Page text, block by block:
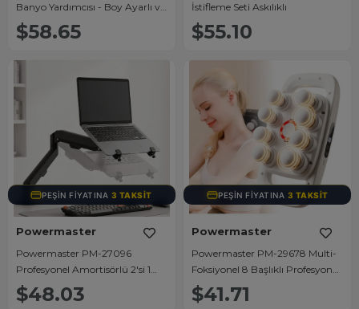
Banyo Yardımcısı - Boy Ayarlı ve
Ayaklı Yıkama Standı
$58.65
İstifleme Seti Askılıklı
$55.10
PEŞIN FIYATINA 3 TAKSIT
Powermaster
Powermaster PM-27096
Profesyonel Amortisörlü 2'si 1
Arada Laptop ve Monitör Standı
$48.03
PEŞIN FIYATINA 3 TAKSIT
Powermaster
Powermaster PM-29678 Multi-
Foksiyonel 8 Başlıklı Profesyonel
Selülit Giderici ve Derin Doku
Masaj Aleti
$41.71